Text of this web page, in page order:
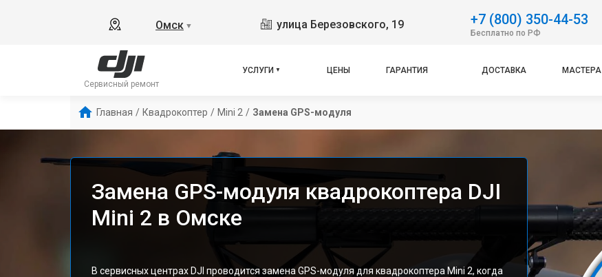
Омск ▼ улица Березовского, 19 +7 (800) 350-44-53
Бесплатно по РФ
Сервисный ремонт
УСЛУГИ ЦЕНЫ ГАРАНТИЯ ДОСТАВКА МАСТЕРА
Главная / Квадрокоптер / Mini 2 / Замена GPS-модуля
Замена GPS-модуля квадрокоптера DJI
Mini 2 в Омске
В сервисных центрах DJI проводится замена GPS-модуля для квадрокоптера Mini 2, когда